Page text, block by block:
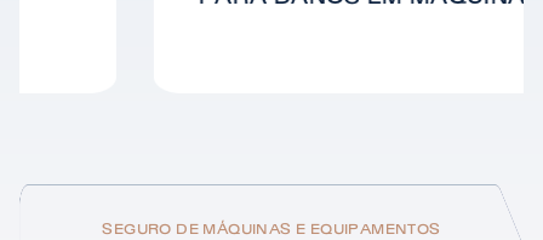
SEGURO DE MÁQUINAS E EQUIPAMENTOS